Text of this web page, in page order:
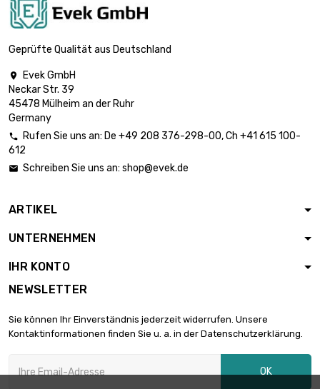
Länge : 1 Meter x 5
Durchmesser :
25mm (≈63/64
981,39 €
Länge : 1 Meter x 5
st/pc
26mm (≈1.023
Länge : 1 Meter x 5
27mm (≈1.06 inch)
Länge : 1 Meter x 5
Durchmesser :
28mm (≈1.1024
inch)
Länge : 1 Meter x 5
st/pc

Geprüfte Qualität aus Deutschland

Evek GmbH
Neckar Str. 39
45478 Mülheim an der Ruhr
Germany
 Rufen Sie uns an: De +49 208 376-298-00, Ch +41 615 100-
612
 Schreiben Sie uns an: shop@evek.de
ARTIKEL
UNTERNEHMEN
IHR KONTO
NEWSLETTER
Sie können Ihr Einverständnis jederzeit widerrufen. Unsere
Kontaktinformationen finden Sie u. a. in der Datenschutzerklärung.
OK